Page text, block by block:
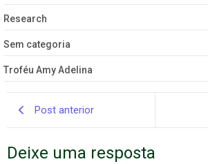
Research
Sem categoria
Troféu Amy Adelina
Post anterior
Deixe uma resposta